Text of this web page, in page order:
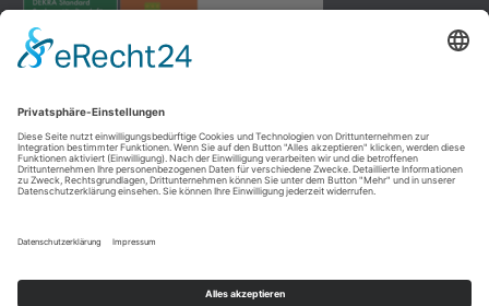
Kundenbewertungen und Erfahrungen zu
immobilienmakler & projektentwicklung hardy fuß
SEHR GUT